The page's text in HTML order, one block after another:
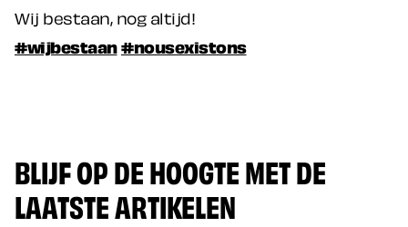
Wij bestaan, nog altijd!
#wijbestaan#nousexistons
BLIJF OP DE HOOGTE MET DE
LAATSTE ARTIKELEN